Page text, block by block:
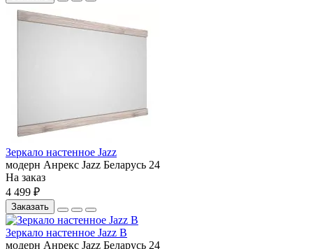
Зеркало настенное Jazz
модерн Анрекс Jazz Беларусь 24
На заказ
4 499 ₽
Заказать
Зеркало настенное Jazz В
модерн Анрекс Jazz Беларусь 24